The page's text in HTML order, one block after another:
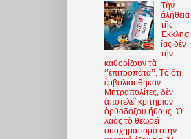
Τὴν
ἀλήθεια
τῆς
Ἐκκλησ
ίας δὲν
τὴν
καθορίζουν τὰ
‘’ἐπιτροπάτα’’. Τὸ ὅτι
ἐμβολιάσθηκαν
Μητροπολίτες, δὲν
ἀποτελεῖ κριτήριον
ὀρθοδόξου ἤθους. Ὁ
λαὸς τὸ θεωρεῖ
συσχηματισμὸ στὴν